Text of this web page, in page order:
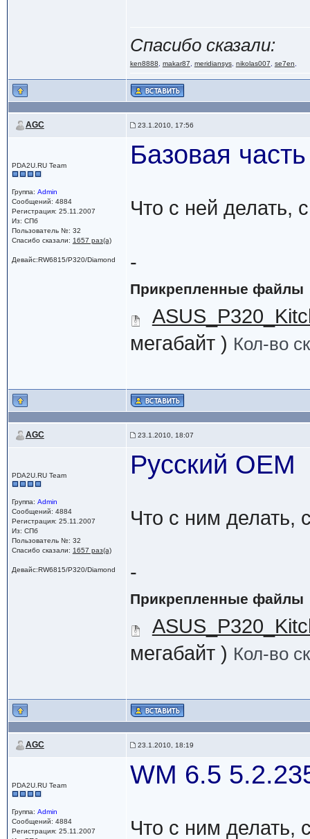
Спасибо сказали:
ken8888 makar87 meridiansys, nikolas007 se7en
AGC 23.1.2010, 17:56
PDA2U.RU Team
Группа: Admin
Сообщений: 4884
Регистрация: 25.11.2007
Из: СПб
Пользователь №: 32
Спасибо сказали: 1657 раз(а)
Девайс:RW6815/P320/Diamond
Базовая
Что с ней делать,
-
Прикрепленные файлы
мегабайт ) Кол-во
AGC 23.1.2010, 18:07
PDA2U.RU Team
Группа: Admin
Сообщений: 4884
Регистрация: 25.11.2007
Из: СПб
Пользователь №: 32
Спасибо сказали: 1657 раз(а)
Девайс:RW6815/P320/Diamond
Русский OEM
Что с ним делать,
-
Прикрепленные файлы
мегабайт ) Кол-во
AGC 23.1.2010, 18:19
PDA2U.RU Team
Группа: Admin
Сообщений: 4884
Регистрация: 25.11.2007
WM 6.5
Что с ним делать,